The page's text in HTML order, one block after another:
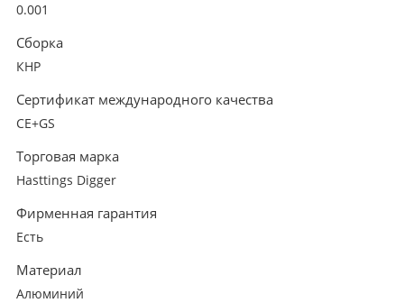
0.001
Сборка
КНР
Сертификат международного качества
CE+GS
Торговая марка
Hasttings Digger
Фирменная гарантия
Есть
Материал
Алюминий